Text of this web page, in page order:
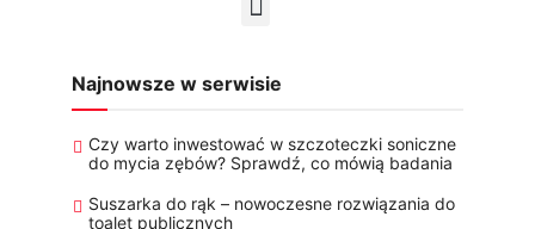
Najnowsze w serwisie
Czy warto inwestować w szczoteczki soniczne
do mycia zębów? Sprawdź, co mówią badania
Suszarka do rąk – nowoczesne rozwiązania do
toalet publicznych